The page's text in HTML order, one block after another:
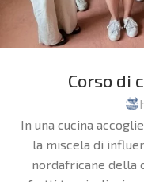
Corso di
In una cucina
la miscela di
nordafricane della